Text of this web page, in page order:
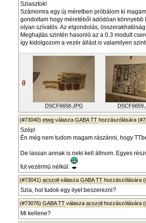
Sziasztok!
Számomra egy új méretben próbálom ki
gondoltam hogy méretéből adódóan könnyebb
olyan szívatós. Az elgondolás,
Meghajtás szintén hasonló az a 0.3 modult
így kidolgozom a vezér állást is valamilyen
DSCF6658.JPG
(#73040) etwg válasza GABA TT hozzászólására (
Szép!
Én még nem tudom magam rászánni, hogy
De lassan annak is neki kell állnom. Egyes
fut vezérmü nélkül.
(#73041) acszoli válasza GABA TT hozzászólására (
Szia, hol tudok egy ilyet beszerezni?
(#73076) GABA TT válasza acszoli hozzászólására (
Mi kellene?